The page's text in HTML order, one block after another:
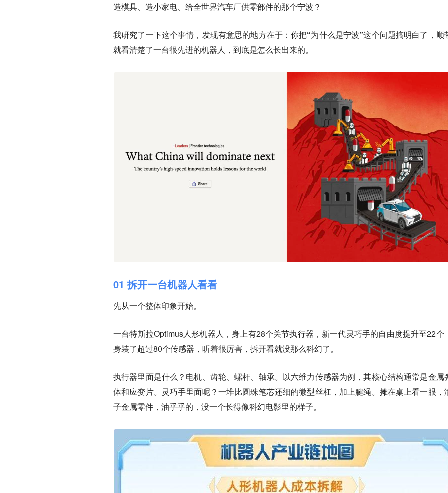
造模具、造小家电、给全世界汽车厂供零部件的那个宁波？
我研究了一下这个事情，发现有意思的地方在于：你把“为什么是宁波”这个问题搞明白了，顺
就看清楚了一台很先进的机器人，到底是怎么长出来的。
01 拆开一台机器人看看
先从一个整体印象开始。
一台特斯拉Optimus人形机器人，身上有28个关节执行器，新一代灵巧手的自由度提升至22个
身装了超过80个传感器，听着很厉害，拆开看就没那么科幻了。
执行器里面是什么？ 电机、齿轮、螺杆、轴承。 以六维力传感器为例，其核心结构通常是金属
体和应变片。灵巧手里面呢？一堆比圆珠笔芯还细的微型丝杠，加上腱绳。摊在桌上看一眼，
子金属零件，油乎乎的，没一个长得像科幻电影里的样子。